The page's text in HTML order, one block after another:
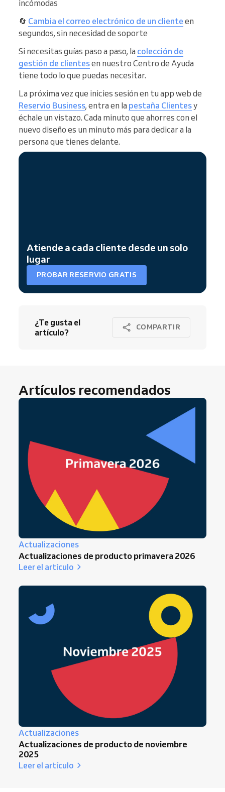
incómodas
🔄 Cambia el correo electrónico de un cliente en
segundos, sin necesidad de soporte
Si necesitas guías paso a paso, la colección de
gestión de clientesen nuestro Centro de Ayuda
tiene todo lo que puedas necesitar.
La próxima vez que inicies sesión en tu app web de
Reservio Business, entra en la pestaña Clientesy
échale un vistazo. Cada minuto que ahorres con el
nuevo diseño es un minuto más para dedicar a la
persona que tienes delante.
Atiende a cada cliente desde un solo
lugar
PROBAR RESERVIO GRATIS
¿Te gusta el
artículo?
COMPARTIR
Artículos recomendados
Actualizaciones
Actualizaciones de producto primavera 2026
Leer el artículo
Actualizaciones
Actualizaciones de producto de noviembre
2025
Leer el artículo